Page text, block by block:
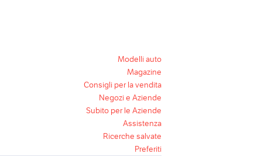
Modelli auto
Magazine
Consigli per la vendita
Negozi e Aziende
Subito per le Aziende
Assistenza
Ricerche salvate
Preferiti